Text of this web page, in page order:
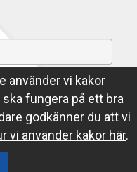
använder vi kakor
fungera på ett bra
godkänner du att vi
vi använder kakor här.
godkänner du att
postadress.